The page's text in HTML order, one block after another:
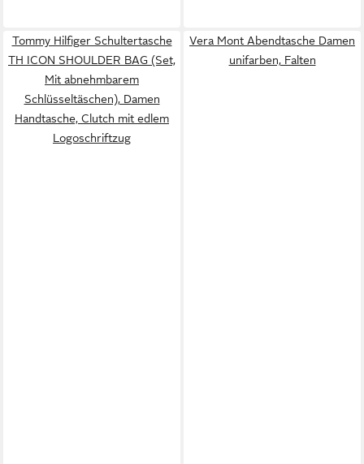
Tommy Hilfiger Schultertasche
TH ICON SHOULDER BAG (Set,
Mit abnehmbarem
Schlüsseltäschen), Damen
Handtasche, Clutch mit edlem
Logoschriftzug
Vera Mont Abendtasche Damen
unifarben, Falten